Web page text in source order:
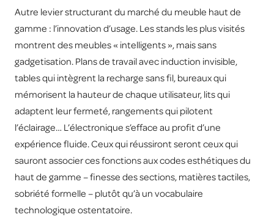
Autre levier structurant du marché du meuble haut de
gamme : l’innovation d’usage. Les stands les plus visités
montrent des meubles « intelligents », mais sans
gadgetisation. Plans de travail avec induction invisible,
tables qui intègrent la recharge sans fil, bureaux qui
mémorisent la hauteur de chaque utilisateur, lits qui
adaptent leur fermeté, rangements qui pilotent
l’éclairage… L’électronique s’efface au profit d’une
expérience fluide. Ceux qui réussiront seront ceux qui
sauront associer ces fonctions aux codes esthétiques du
haut de gamme – finesse des sections, matières tactiles,
sobriété formelle – plutôt qu’à un vocabulaire
technologique ostentatoire.